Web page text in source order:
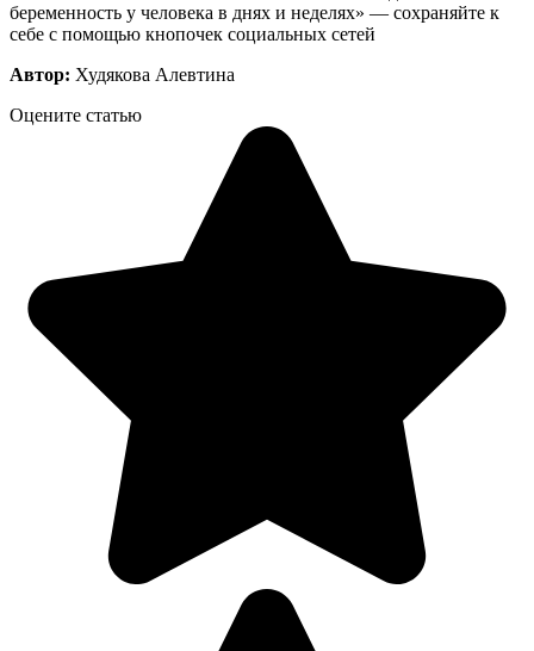
беременность у человека в днях и неделях» — сохраняйте к
себе с помощью кнопочек социальных сетей
Автор: Худякова Алевтина
Оцените статью